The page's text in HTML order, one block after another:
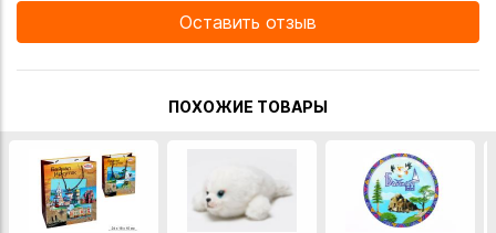
Оставить отзыв
ПОХОЖИЕ ТОВАРЫ